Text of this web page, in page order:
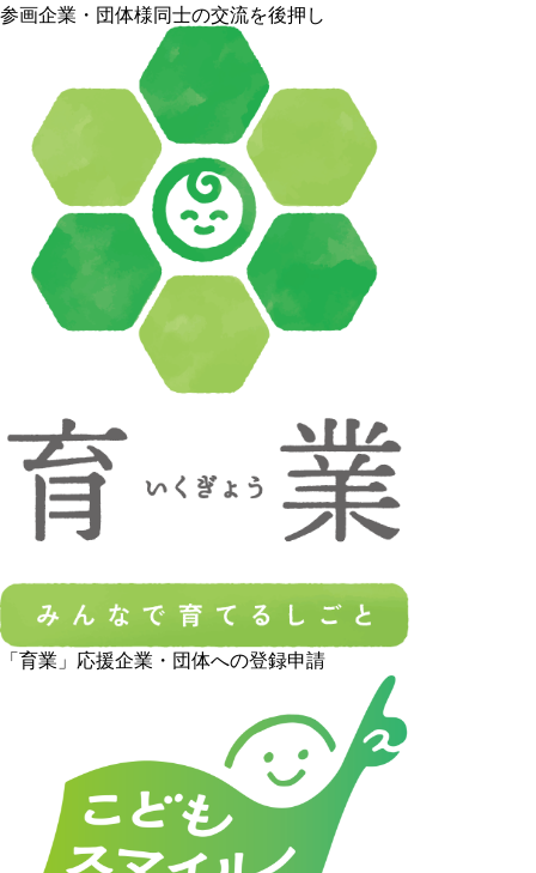
参画企業・団体様同士の交流を後押し
「育業」応援企業・団体への登録申請